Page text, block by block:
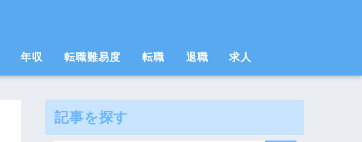
年収 転職難易度 転職 退職 求人
記事を探す